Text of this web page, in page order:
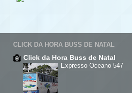
CLICK DA HORA BUSS DE NATAL
Click da Hora Buss de Natal
Expresso Oceano 547